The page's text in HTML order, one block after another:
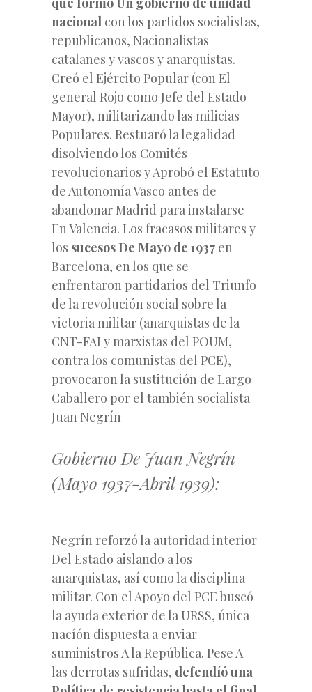
nacional con los partidos socialistas,
republicanos, Nacionalistas
catalanes y vascos y anarquistas.
Creó el Ejército Popular (con El
general Rojo como Jefe del Estado
Mayor), militarizando las milicias
Populares. Restuaró la legalidad
disolviendo los Comités
revolucionarios y Aprobó el Estatuto
de Autonomía Vasco antes de
abandonar Madrid para instalarse
En Valencia. Los fracasos militares y
los sucesos De Mayo de 1937 en
Barcelona, en los que se
enfrentaron partidarios del Triunfo
de la revolución social sobre la
victoria militar (anarquistas de la
CNT-FAI y marxistas del POUM,
contra los comunistas del PCE),
provocaron la sustitución de Largo
Caballero por el también socialista
Juan Negrín
Gobierno De Juan Negrín
(Mayo 1937-Abril 1939):
Negrín reforzó la autoridad interior
Del Estado aislando a los
anarquistas, así como la disciplina
militar. Con el Apoyo del PCE buscó
la ayuda exterior de la URSS, única
nacíón dispuesta a enviar
suministros A la República. Pese A
las derrotas sufridas, defendíó una